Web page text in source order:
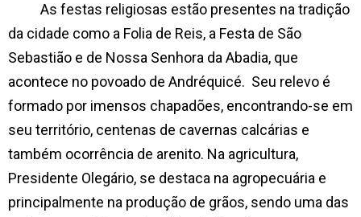
As festas religiosas estão presentes na tradição
da cidade como a Folia de Reis, a Festa de São
Sebastião e de Nossa Senhora da Abadia, que
acontece no povoado de Andréquicé. Seu relevo é
formado por imensos chapadões, encontrando-se em
seu território, centenas de cavernas calcárias e
também ocorrência de arenito. Na agricultura,
Presidente Olegário, se destaca na agropecuária e
principalmente na produção de grãos, sendo uma das